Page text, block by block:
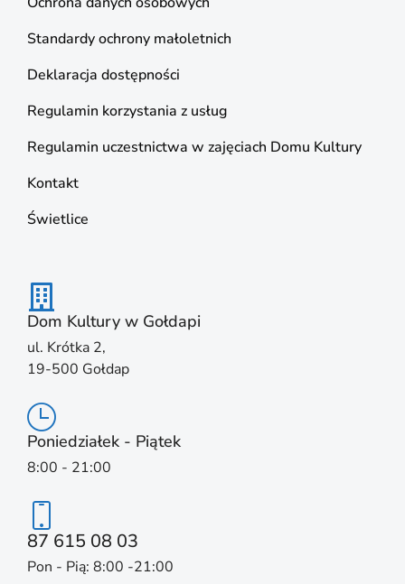
Standardy ochrony małoletnich
Deklaracja dostępności
Regulamin korzystania z usług
Regulamin uczestnictwa w zajęciach Domu Kultury
Kontakt
Świetlice
Dom Kultury w Gołdapi
ul. Krótka 2,
19-500 Gołdap
Poniedziałek - Piątek
8:00 - 21:00
87 615 08 03
Pon - Pią: 8:00 -21:00